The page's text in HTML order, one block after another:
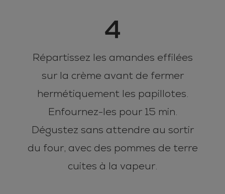
4
Répartissez les amandes effilées
sur la crème avant de fermer
hermétiquement les papillotes.
Enfournez-les pour 15 min.
Dégustez sans attendre au sortir
du four, avec des pommes de terre
cuites à la vapeur.